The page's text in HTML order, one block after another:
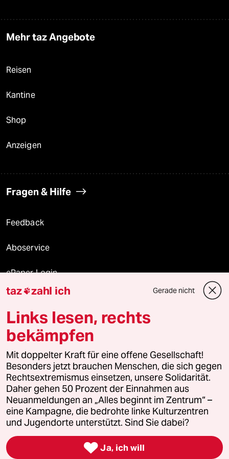
Mehr taz Angebote
Reisen
Kantine
Shop
Anzeigen
Fragen & Hilfe
Feedback
Aboservice
ePaper Login
Downloads für Abonnierende
© 2026 taz Verlags und Vertriebs GmbH
Alle Rechte vorbehalten. Bei rechtlichen Fragen oder für Genehmigungen
wenden Sie sich bitte an
lizenzen@taz.de
Feedback Redaktionsstatut Kommune-Richtlinien
Leitlinie Informant Datenschutz Impressum AGB
Seitenwende Einwilligungen widerrufen (Ads)
taz zahl ich Gerade nicht
Links lesen, rechts
bekämpfen
Mit doppelter Kraft für eine offene Gesellschaft!
Besonders jetzt brauchen Menschen, die sich gegen
Rechtsextremismus einsetzen, unsere Solidarität.
Daher gehen 50 Prozent der Einnahmen aus
Neuanmeldungen an „Alles beginnt im Zentrum“ –
eine Kampagne, die bedrohte linke Kulturzentren
und Jugendorte unterstützt. Sind Sie dabei?
 Ja, ich will